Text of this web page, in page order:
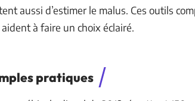
aussi d’estimer le malus. Ces outils
à faire un choix éclairé.
pratiques